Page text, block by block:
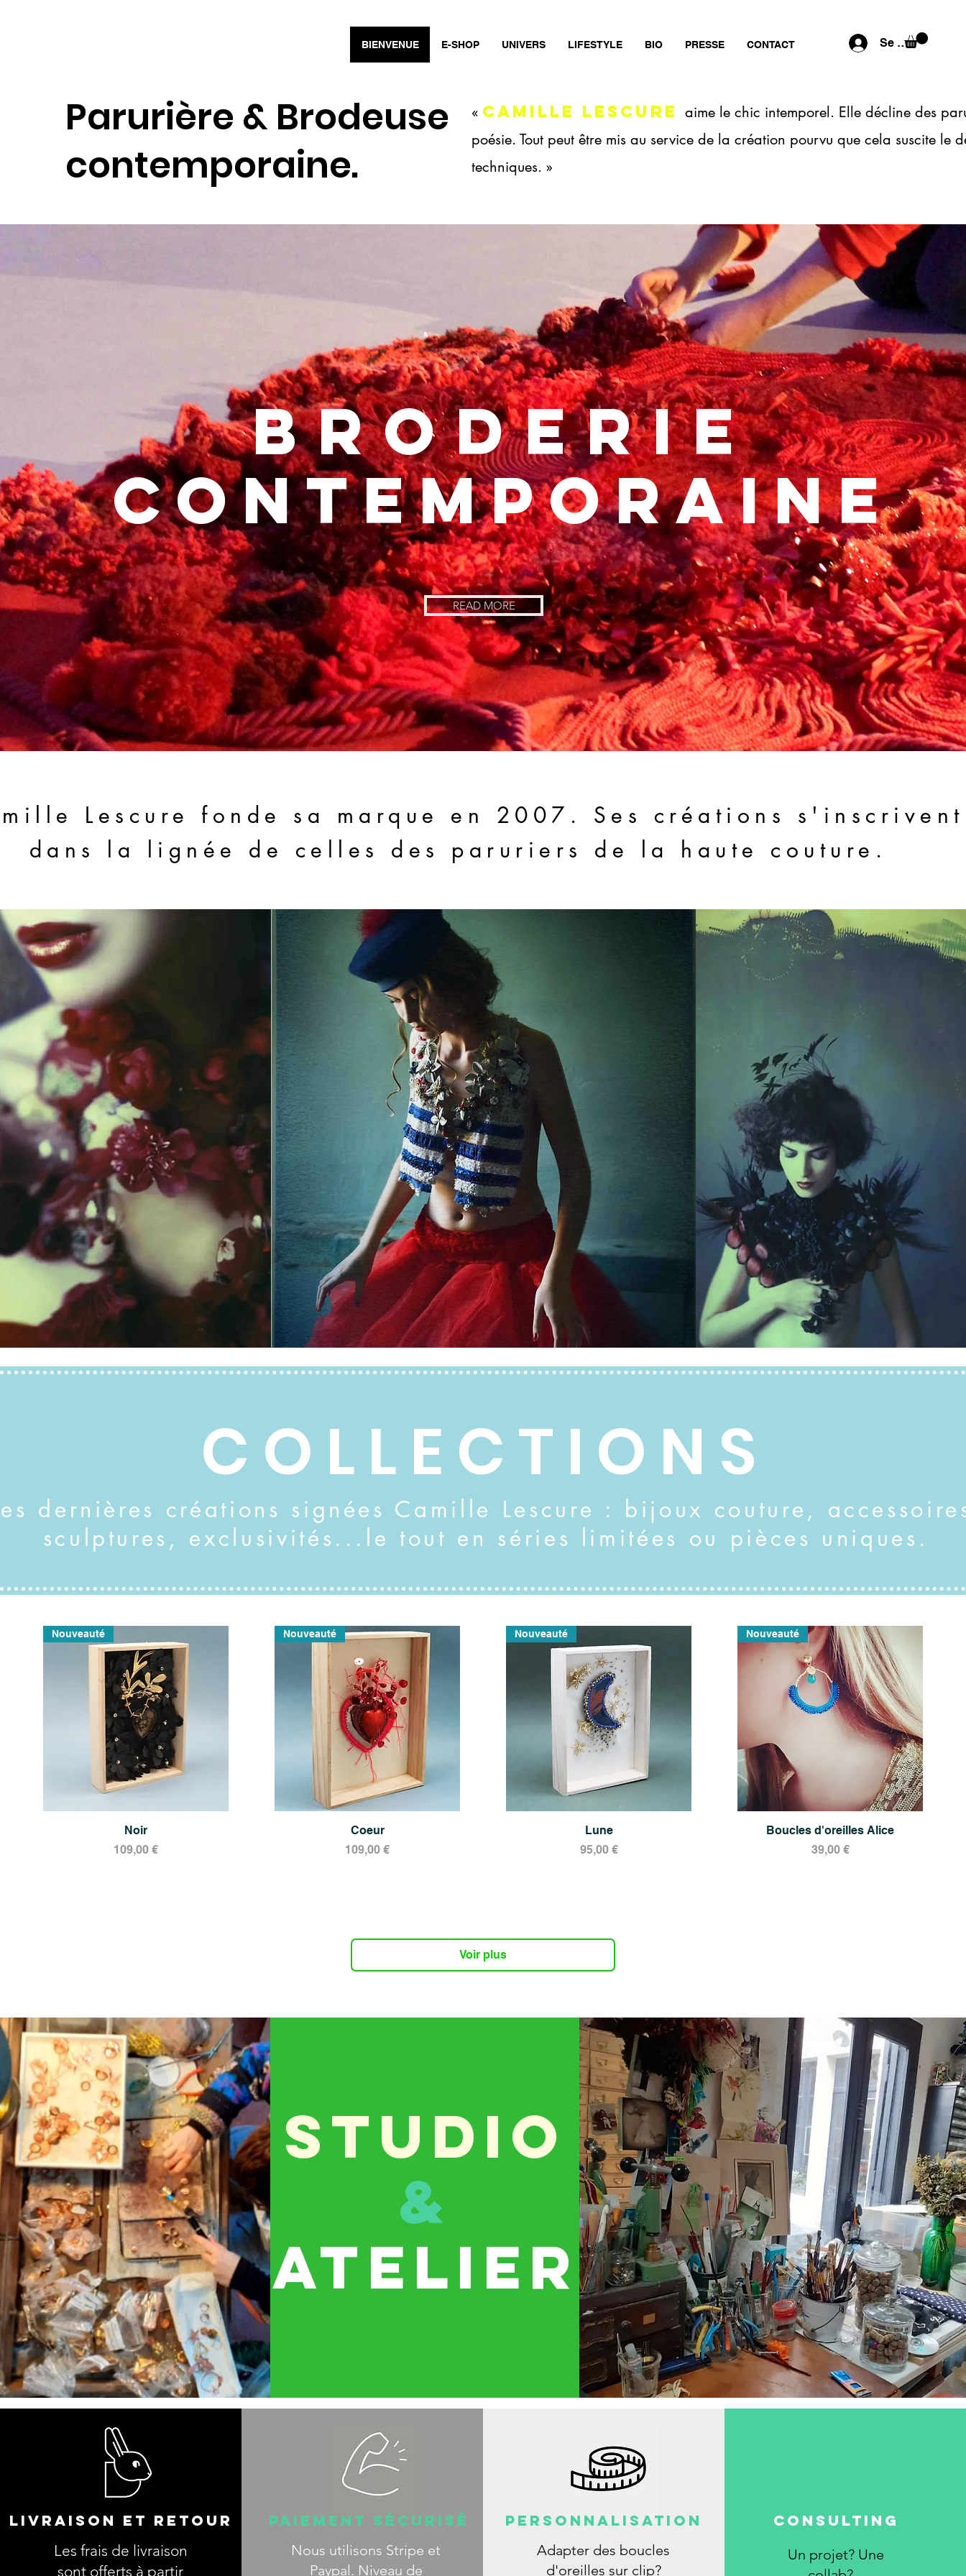
BIENVENUE E-SHOP UNIVERS LIFESTYLE BIO PRESSE CONTACT Se connecter
Parurière & Brodeuse
contemporaine.
« CAMILLE LESCURE aime le chic intemporel. Elle décline des
poésie. Tout peut être mis au service de la création pourvu que cela suscite
techniques. »
Broderie
CONTEMPORAINE
READ MORE
Lescure fonde sa marque en 2007. Ses créations s'inscrivent
dans la lignée de celles des paruriers de la haute couture.
COLLECTIONS
dernières créations signées Camille Lescure : bijoux couture,
sculptures, exclusivités...le tout en séries limitées ou pièces uniques.
Aperçu rapide
Nouveauté
Noir
Prix
109,00 €
Aperçu rapide
Nouveauté
Coeur
Prix
109,00 €
Aperçu rapide
Nouveauté
Lune
Prix
95,00 €
Aperçu rapide
Nouveauté
Boucles d'oreilles Alice
Prix
39,00 €
Voir plus
STUDIO
&
ATELIER
LIVRAISON et RETOUR
Les frais de livraison
sont offerts à partir
PAIEMENT SÉCURISÉ
Nous utilisons Stripe et
Paypal. Niveau de
PERSONNALISATION
Adapter des boucles
d'oreilles sur clip?
Consulting
Un projet? Une